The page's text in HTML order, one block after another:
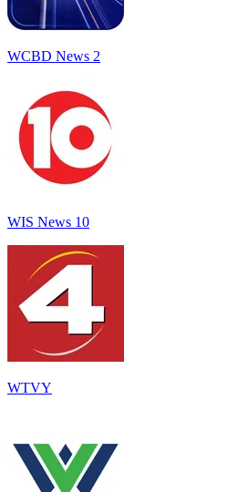
WCBD News 2
WIS News 10
WTVY